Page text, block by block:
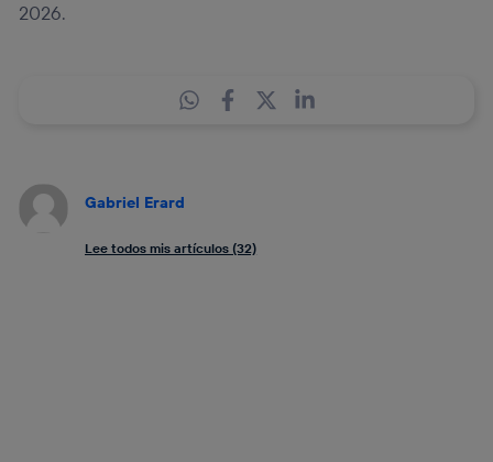
2026.
Gabriel Erard
Lee todos mis artículos (32)